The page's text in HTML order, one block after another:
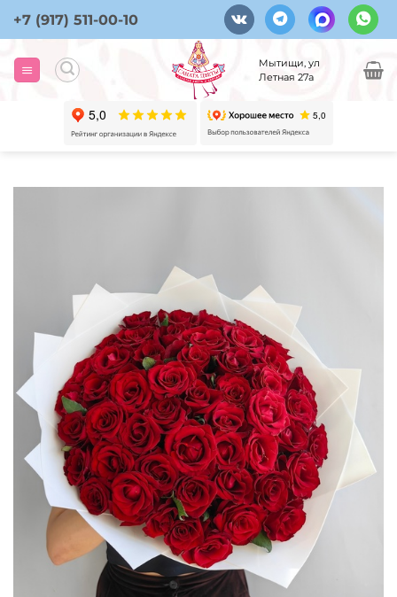
Skip
content
+7 (917) 511-00-10
Мытищи, ул
Летная 27а